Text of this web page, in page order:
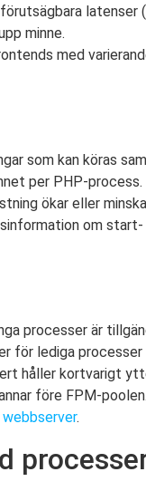
minne.
med
som kan köras
per PHP-
ökar eller
om
processer är
för lediga
håller kortvarigt
före FPM-
webbserver.